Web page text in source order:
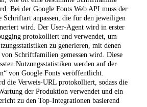
Bei der Google Fonts Web API muss der
Schriftart anpassen, die für den jeweiligen
wird. Der User-Agent wird in erster
protokolliert und verwendet, um
zu generieren, mit denen
Schriftfamilien gemessen wird. Diese
Nutzungsstatistiken werden auf der
von Google Fonts veröffentlicht.
die Verweis-URL protokolliert, sodass die
der Produktion verwendet und ein
zu den Top-Integrationen basierend